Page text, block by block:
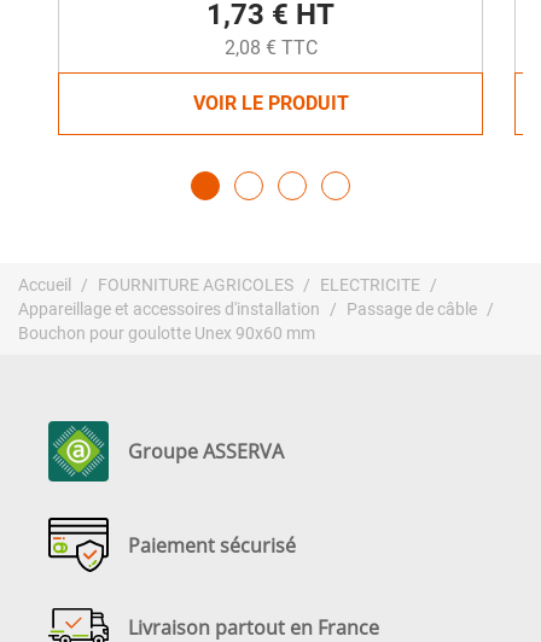
1,73 € HT
2,08 € TTC
VOIR LE PRODUIT
Accueil FOURNITURE AGRICOLES
ELECTRICITE
Appareillage et accessoires d'installation
Passage de câble
Bouchon pour goulotte Unex 90x60 mm
Groupe ASSERVA
Paiement sécurisé
Livraison partout en France